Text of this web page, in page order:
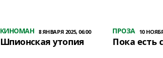
КИНОМАН 8 ЯНВАРЯ 2025, 06:00
Шпионская утопия
ПРОЗА 10
Пока есть